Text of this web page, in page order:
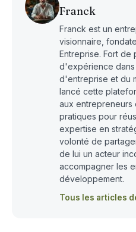
Franck
Franck est un
visionnaire,
Entreprise. Fort de
d'expérience
d'entreprise et du
lancé cette
aux entrepreneurs
pratiques pour
expertise en
volonté de
de lui un acteur
accompagner les
développement.
Tous les articles